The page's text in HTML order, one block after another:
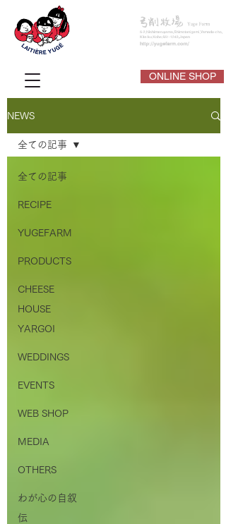
ONLINE SHOP
NEWS
全ての記事
RECIPE
YUGEFARM
PRODUCTS
CHEESE
HOUSE
YARGOI
WEDDINGS
EVENTS
WEB SHOP
MEDIA
OTHERS
わが心の自叙
伝
全ての記事